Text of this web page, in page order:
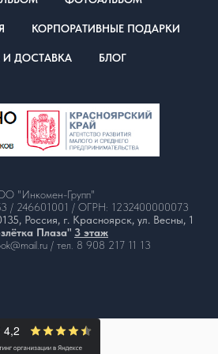
КОРПОРАТИВНЫЕ ПОДАРКИ
И ДОСТАВКА БЛОГ
"Инкомен-Групп"
/ 246601001 / ОГРН: 1232400000073
Россия, г. Красноярск, ул. Весны, 1
Плаза" 3 этаж
/ тел. 8 908 217 11 13